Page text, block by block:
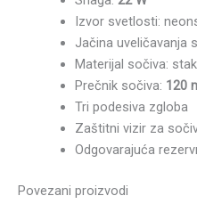
Izvor svetlosti:
Jačina uveličavanja
Materijal sočiva:
Prečnik sočiva: 120
Tri podesiva zgloba
Zaštitni vizir za
Odgovarajuća
Povezani proizvodi